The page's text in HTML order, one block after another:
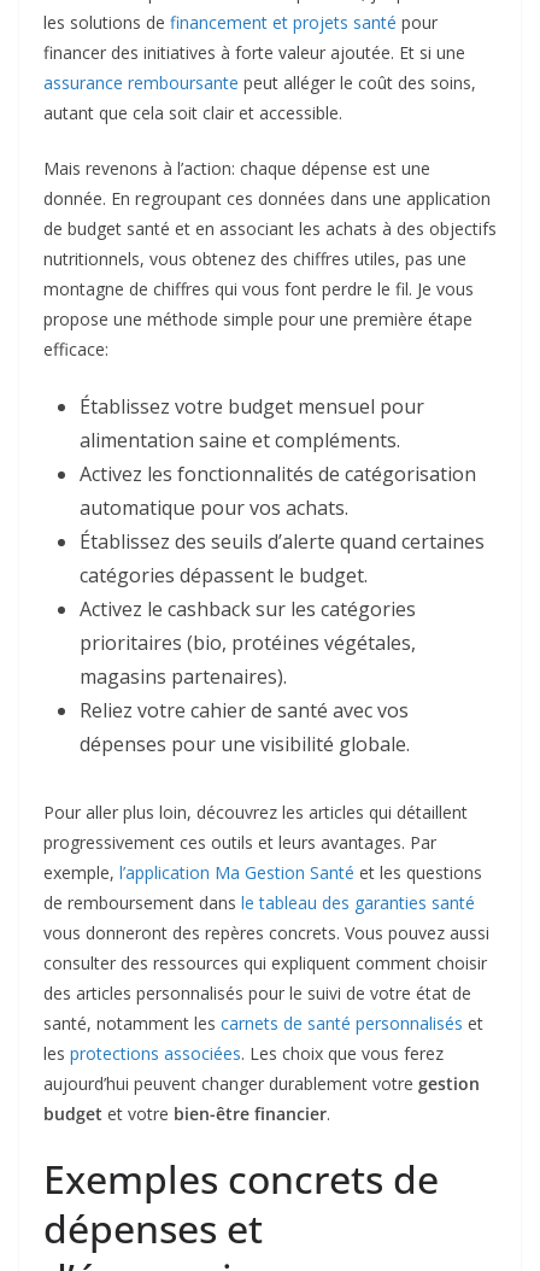
les solutions de financement et projets santé pour
financer des initiatives à forte valeur ajoutée. Et si une
assurance remboursante peut alléger le coût des soins,
autant que cela soit clair et accessible.
Mais revenons à l’action: chaque dépense est une
donnée. En regroupant ces données dans une application
de budget santé et en associant les achats à des objectifs
nutritionnels, vous obtenez des chiffres utiles, pas une
montagne de chiffres qui vous font perdre le fil. Je vous
propose une méthode simple pour une première étape
efficace:
Établissez votre budget mensuel pour
alimentation saine et compléments.
Activez les fonctionnalités de catégorisation
automatique pour vos achats.
Établissez des seuils d’alerte quand certaines
catégories dépassent le budget.
Activez le cashback sur les catégories
prioritaires (bio, protéines végétales,
magasins partenaires).
Reliez votre cahier de santé avec vos
dépenses pour une visibilité globale.
Pour aller plus loin, découvrez les articles qui détaillent
progressivement ces outils et leurs avantages. Par
exemple, l’application Ma Gestion Santé et les questions
de remboursement dans le tableau des garanties santé
vous donneront des repères concrets. Vous pouvez aussi
consulter des ressources qui expliquent comment choisir
des articles personnalisés pour le suivi de votre état de
santé, notamment les carnets de santé personnalisés et
les protections associées. Les choix que vous ferez
aujourd’hui peuvent changer durablement votre gestion
budget et votre bien-être financier.
Exemples concrets de
dépenses et